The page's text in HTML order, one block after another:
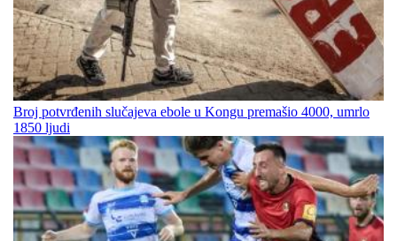
Broj potvrđenih slučajeva ebole u Kongu premašio 4000, umrlo
1850 ljudi